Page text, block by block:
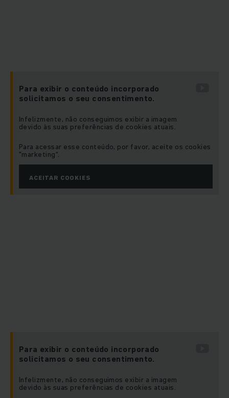
Para exibir o conteúdo incorporado
solicitamos o seu consentimento.
Infelizmente, não conseguimos exibir a imagem
devido às suas preferências de cookies atuais.
Para acessar esse conteúdo, por favor, aceite os cookies
"marketing“.
ACEITAR COOKIES
Para exibir o conteúdo incorporado
solicitamos o seu consentimento.
Infelizmente, não conseguimos exibir a imagem
devido às suas preferências de cookies atuais.